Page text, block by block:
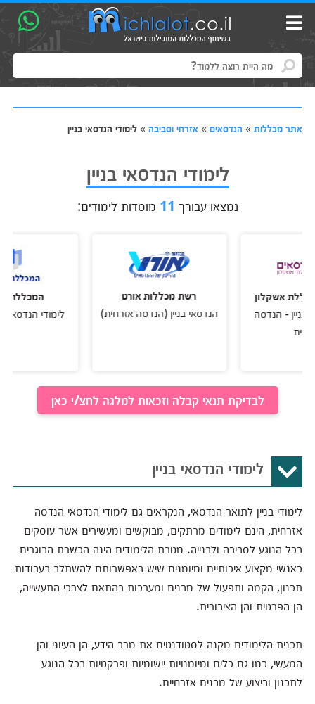
אתר מכללות» הנדסאים» אזרחי וסביבה» לימודי הנדסאי בניין
לימודי הנדסאי בניין
נמצאו עבורך 11 מוסדות לימודים:
אשקלון
- הנדסה
רשת מכללות אורט
הנדסאי בניין (הנדסה אזרחית)
המכללה למינהל
לימודי הנדסאי אזרחי
לבדיקת תנאי קבלה וזכאות למלגה לחצ/י כאן
לימודי הנדסאי בניין
לימודי בניין לתואר הנדסאי, הנקראים גם לימודי הנדסאי הנדסה
אזרחית, הינם לימודים מרתקים, מבוקשים ומעשירים אשר עוסקים
בכל הנוגע לסביבה ולבנייה. מטרת הלימודים הינה הכשרת הבוגרים
כאנשי מקצוע איכותיים ומיומנים שיש באפשרותם להשתלב בעבודות
תכנון, הקמה ותפעול של מבנים ומערכות בהתאם לצרכי התעשייה,
הן הפרטית והן הציבורית.
תכנית הלימודים מקנה לסטודנטים את מרב הידע, הן העיוני והן
המעשי, כמו גם כלים ומיומנויות יישומיות ופרקטיות בכל הנוגע
לתכנון וביצוע של מבנים אזרחיים.